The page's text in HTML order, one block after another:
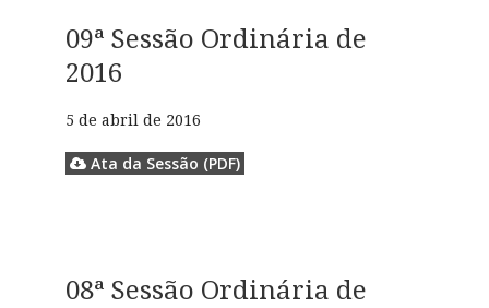
09ª Sessão Ordinária de
2016
5 de abril de 2016
Ata da Sessão (PDF)
08ª Sessão Ordinária de